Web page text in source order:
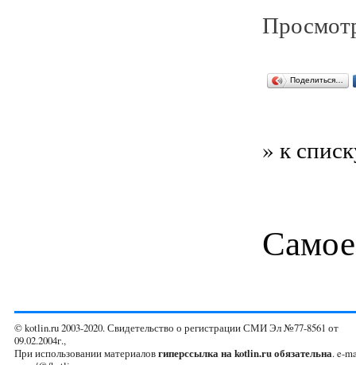
Поделиться…
» к
© kotlin.ru 2003-2020. Свидетельство о регистрации СМИ Эл №77-8561 от
09.02.2004г.,
При использовании материаловгиперссылка на kotlin.ru обязательна. e-